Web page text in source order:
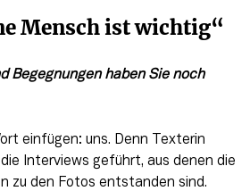
Mensch ist wichtig“
Begegnungen haben Sie noch
einfügen: uns. Denn Texterin
Interviews geführt, aus denen die
zu den Fotos entstanden sind.